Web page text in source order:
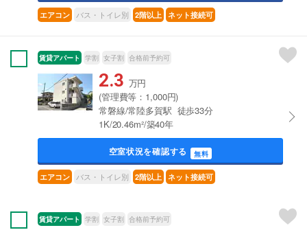
エアコン バス・トイレ別 2階以上 ネット接続可
賃貸アパート 学割 女子割 合格前予約可
2.3 万円
(管理費等：1,000円)
常磐線/常陸多賀駅 徒歩33分
1K/20.46m²/築40年
空室状況を確認する 無料
エアコン バス・トイレ別 2階以上 ネット接続可
賃貸アパート 学割 女子割 合格前予約可